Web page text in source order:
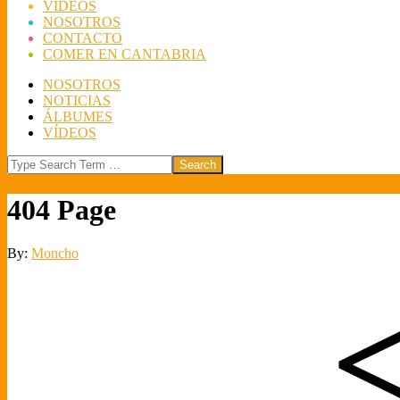
VÍDEOS
NOSOTROS
CONTACTO
COMER EN CANTABRIA
NOSOTROS
NOTICIAS
ÁLBUMES
VÍDEOS
Search
404 Page
By: Moncho